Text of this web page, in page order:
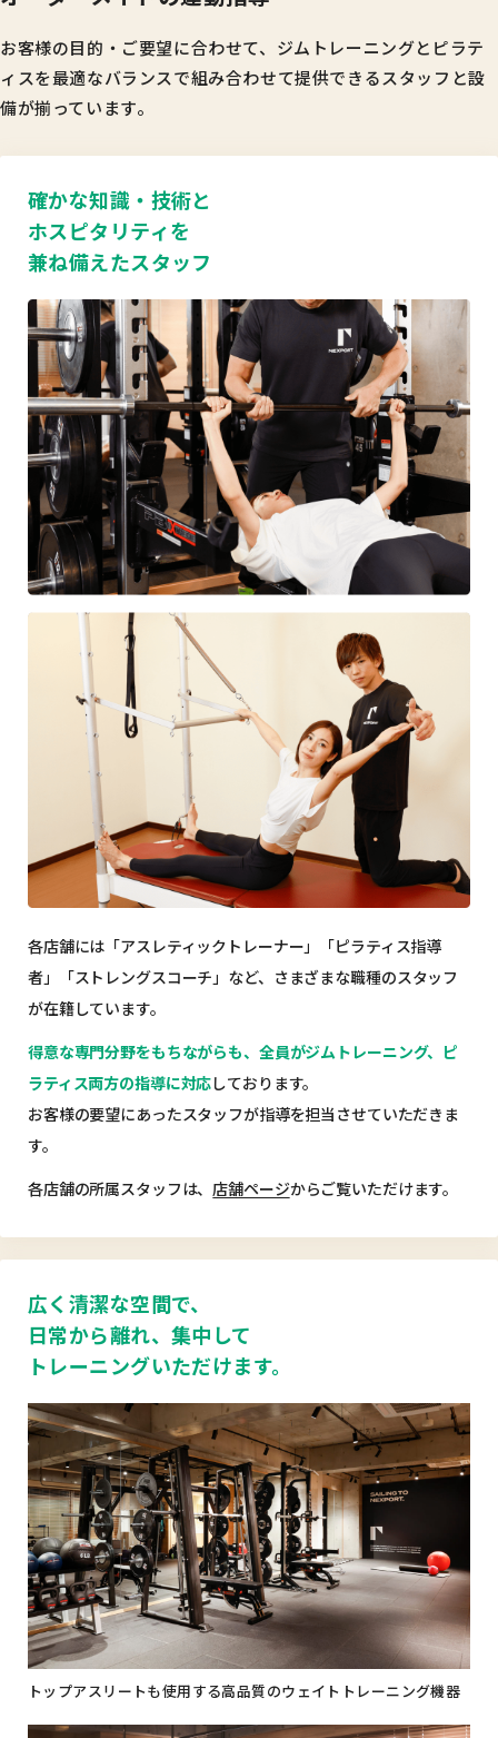
お客様の目的・ご要望に合わせて、ジムトレーニングとピラテ
ィスを最適なバランスで組み合わせて提供できるスタッフと設
備が揃っています。
確かな知識・技術と
ホスピタリティを
兼ね備えたスタッフ
各店舗には「アスレティックトレーナー」「ピラティス指導
者」「ストレングスコーチ」など、 さまざまな職種のスタッフ
が在籍しています。
得意な専門分野をもちながらも、 全員がジムトレーニング、ピ
ラティス両方の指導に対応しております。
お客様の要望にあったスタッフが指導を担当させていただきま
す。
各店舗の所属スタッフは、店舗ページからご覧いただけます。
広く清潔な空間で、
日常から離れ、集中して
トレーニングいただけます。
トップアスリートも使用する高品質のウェイトトレーニング機器